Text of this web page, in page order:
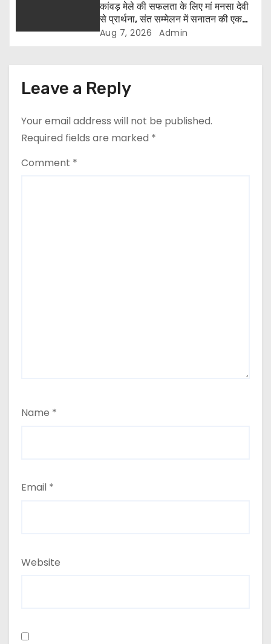
कांवड़ मेले की सफलता के लिए मां मनसा देवी
से प्रार्थना, संत सम्मेलन में सनातन की एकता
पर मंथन
Aug 7, 2026 Admin
Leave a Reply
Your email address will not be published.
Required fields are marked *
Comment *
Name *
Email *
Website